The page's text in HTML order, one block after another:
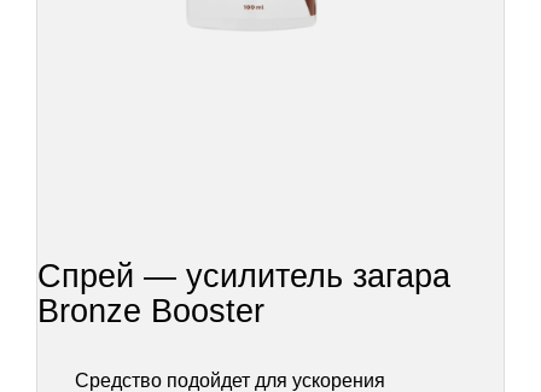
Спрей — усилитель загара
Bronze Booster
Средство подойдет для ускорения